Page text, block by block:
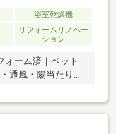
浴室乾燥機
リフォームリノベー
ション
ーム済｜ペット
通風・陽当たり良
駅徒歩3分